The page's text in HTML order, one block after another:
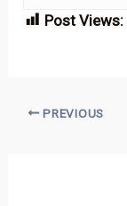
Post Views:
PREVIOUS